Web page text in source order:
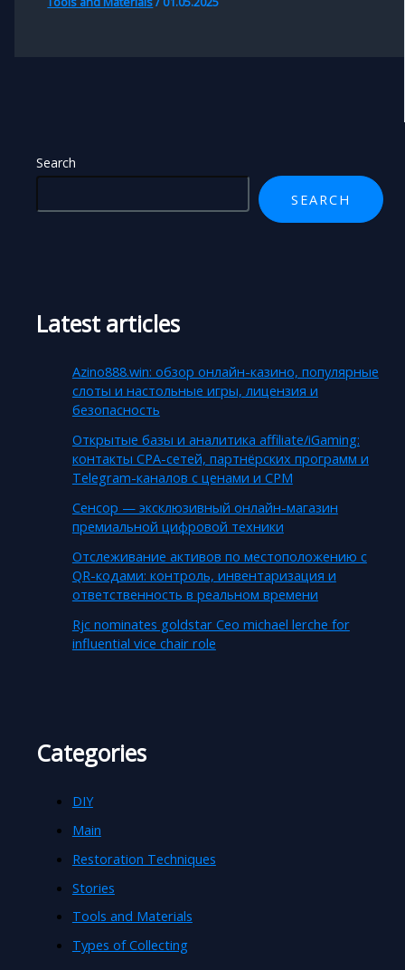
Search
SEARCH
Latest articles
Azino888.win: обзор онлайн-казино, популярные
слоты и настольные игры, лицензия и
безопасность
Открытые базы и аналитика affiliate/iGaming:
контакты CPA-сетей, партнёрских программ и
Telegram-каналов с ценами и CPM
Сенсор — эксклюзивный онлайн-магазин
премиальной цифровой техники
Отслеживание активов по местоположению с
QR-кодами: контроль, инвентаризация и
ответственность в реальном времени
Rjc nominates goldstar Ceo michael lerche for
influential vice chair role
Categories
DIY
Main
Restoration Techniques
Stories
Tools and Materials
Types of Collecting